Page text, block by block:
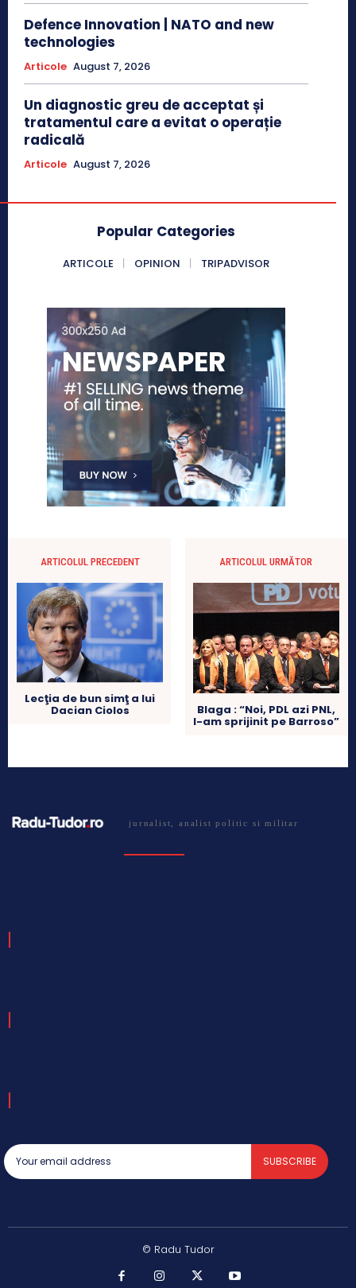
Defence Innovation | NATO and new
technologies
Articole August 7, 2026
Un diagnostic greu de acceptat și
tratamentul care a evitat o operație
radicală
Articole August 7, 2026
Popular Categories
ARTICOLE OPINION TRIPADVISOR
ARTICOLUL PRECEDENT
Lecţia de bun simţ a lui
Dacian Ciolos
ARTICOLUL URMĂTOR
Blaga : “Noi, PDL azi PNL,
l-am sprijinit pe Barroso”
jurnalist, analist politic si militar
SUBSCRIBE
© Radu Tudor